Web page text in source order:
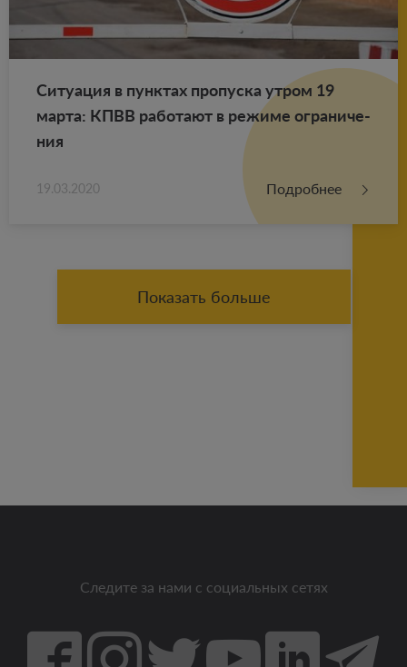
Си­ту­а­ция в пунк­тах про­пус­ка утром 19
марта: КПВВ ра­бо­та­ют в ре­жи­ме огра­ни­че­
ния
19.03.2020 Подробнее
Показать больше
Следите за нами с социальных сетях